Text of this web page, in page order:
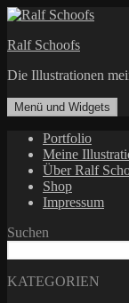
Zum
springen
Ralf Schoofs
Die Illustrationen
Menü und Widgets
Portfolio
Meine
Über Ralf
Shop
Impressum
Suchen
KATEGORIEN